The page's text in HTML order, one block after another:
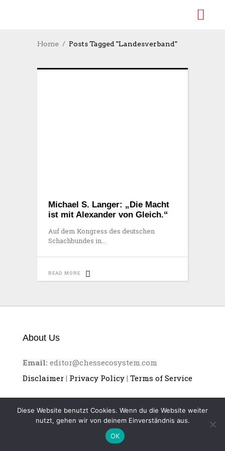
Home Posts Tagged "Landesverband"
Michael S. Langer: „Die Macht
ist mit Alexander von Gleich.“
Auf dem Kongress des deutschen
Schachbundes in
READ MORE
About Us
Email: editor@chessecosystem.com
Disclaimer | Privacy Policy | Terms of Service
CHESS ECOSYSTEM
Diese Website benutzt Cookies. Wenn du die Website weiter
nutzt, gehen wir von deinem Einverständnis aus.
OK